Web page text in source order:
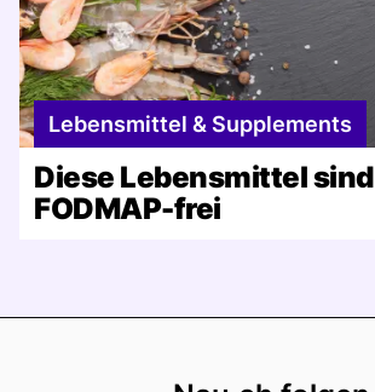
Lebensmittel & Supplements
Diese Lebensmittel sind
FODMAP-frei